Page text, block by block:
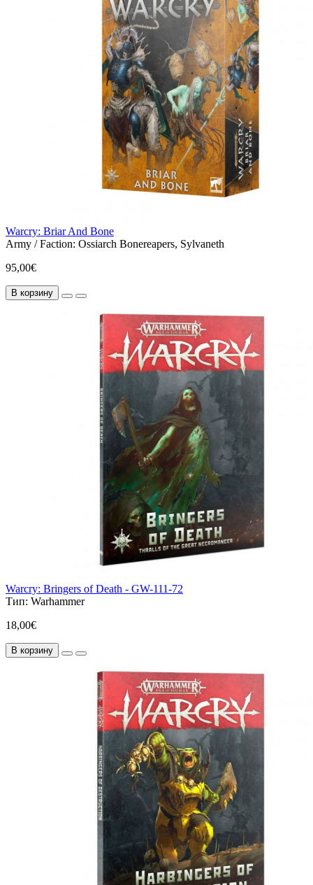
Warcry: Briar And Bone
Army / Faction: Ossiarch Bonereapers, Sylvaneth
95,00€
В корзину
Warcry: Bringers of Death - GW-111-72
Тип: Warhammer
18,00€
В корзину